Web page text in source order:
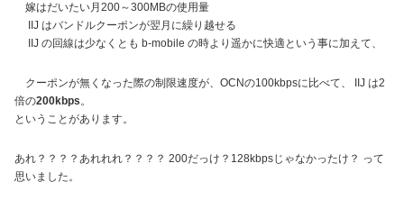
嫁はだいたい月200～300MBの使用量
IIJ はバンドルクーポンが翌月に繰り越せる
IIJ の回線は少なくとも b-mobile の時より遥かに快適 という事に加えて、
クーポンが無くなった際の制限速度が、OCNの100kbpsに比べて、 IIJ は2
倍の200kbps。
ということがあります。
あれ？？？？あれれれ？？？？ 200だっけ？128kbpsじゃなかったけ？ って
思いました。